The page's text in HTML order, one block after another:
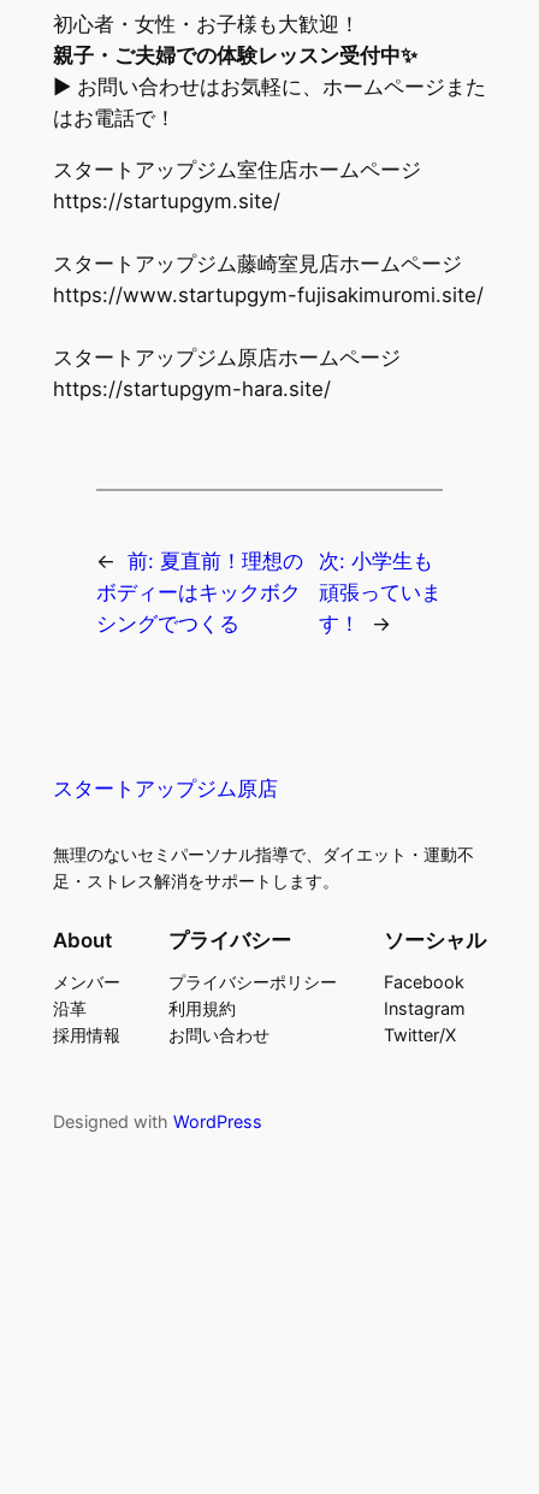
初心者・女性・お子様も大歓迎！
親子・ご夫婦での体験レッスン受付中✨
▶ お問い合わせはお気軽に、ホームページまた
はお電話で！
スタートアップジム室住店ホームページ
https://startupgym.site/
スタートアップジム藤崎室見店ホームページ
https://www.startupgym-fujisakimuromi.site/
スタートアップジム原店ホームページ
https://startupgym-hara.site/
← 前: 夏直前！理想の
ボディーはキックボク
シングでつくる
次:小学生も
頑張っていま
す！
→
スタートアップジム原店
無理のないセミパーソナル指導で、ダイエット・運動不
足・ストレス解消をサポートします。
About
メンバー
沿革
採用情報
プライバシー
プライバシーポリシー
利用規約
お問い合わせ
ソーシャル
Facebook
Instagram
Twitter/X
Designed with WordPress